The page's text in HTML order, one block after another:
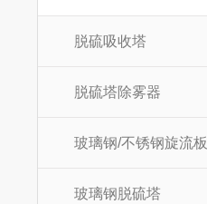
脱硫吸收塔
脱硫塔除雾器
玻璃钢/不锈钢旋流板
玻璃钢脱硫塔